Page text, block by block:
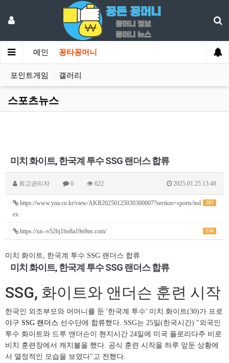
메인 꽁타꽁머니
포인트게임 갤러리
스포츠뉴스
미치 화이트, 한국계 투수 SSG 랜더스 합류
최고관리자 0 622 2025.01.25 13:48
283
https://www.yna.co.kr/view/AKR20250125030300007?section=sports/ind
ex
236
https://xn--v52bj1bo8a19n9ns.com/
미치 화이트, 한국계 투수 SSG 랜더스 합류
미치 화이트, 한국계 투수 SSG 랜더스 합류
SSG, 화이트와 앤더슨 훈련 시작
한국인 외조부모와 어머니를 둔 '한국계 투수' 미치 화이트(30)가 프로
야구 SSG 랜더스 선수단에 합류했다. SSG는 25일(한국시간) "외국인
투수 화이트와 드루 앤더슨이 현지시간 24일에 미국 플로리다주 비로
비치 훈련장에서 캐치볼을 했다. 공식 훈련 시작을 하루 앞둔 상황에
서 열정적인 모습을 보였다"고 전했다.